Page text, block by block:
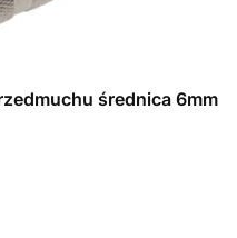
średnica 6mm